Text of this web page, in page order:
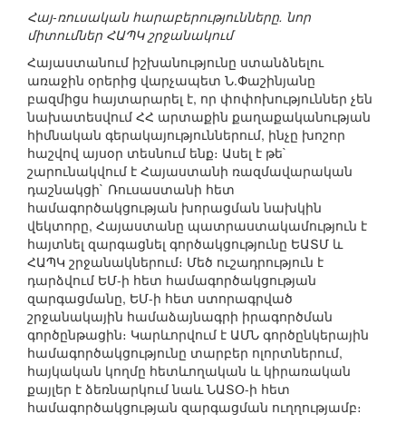
Հայ-ռուսական հարաբերությունները. նոր
միտումներ ՀԱՊԿ շրջանակում
Հայաստանում իշխանությունը ստանձնելու
առաջին օրերից վարչապետ Ն.Փաշինյանը
բազմիցս հայտարարել է, որ փոփոխություններ չեն
նախատեսվում ՀՀ արտաքին քաղաքականության
հիմնական գերակայություններում, ինչը խոշոր
հաշվով այսօր տեսնում ենք։ Ասել է թե`
շարունակվում է Հայաստանի ռազմավարական
դաշնակցի` Ռուսաստանի հետ
համագործակցության խորացման նախկին
վեկտորը, Հայաստանը պատրաստակամություն է
հայտնել զարգացնել գործակցությունը ԵԱՏՄ և
ՀԱՊԿ շրջանակներում։ Մեծ ուշադրություն է
դարձվում ԵՄ-ի հետ համագործակցության
զարգացմանը, ԵՄ-ի հետ ստորագրված
շրջանակային համաձայնագրի իրագործման
գործընթացին։ Կարևորվում է ԱՄՆ գործընկերային
համագործակցությունը տարբեր ոլորտներում,
հայկական կողմը հետևողական և կիրառական
քայլեր է ձեռնարկում նաև ՆԱՏՕ-ի հետ
համագործակցության զարգացման ուղղությամբ։